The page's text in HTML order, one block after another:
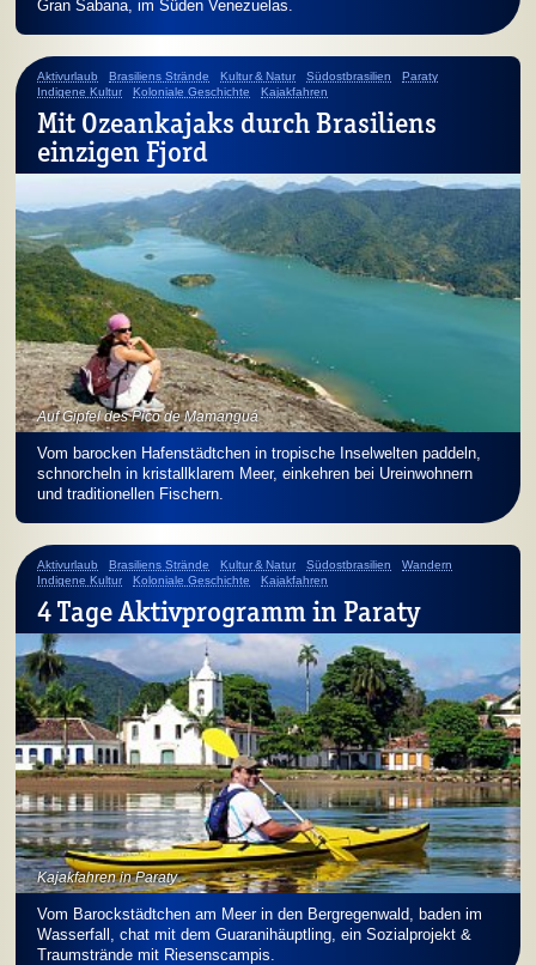
Gran Sabana, im Süden Venezuelas.
Aktivurlaub Brasiliens Strände Kultur & Natur Südostbrasilien
Paraty
Indigene Kultur
Koloniale Geschichte Kajakfahren
Mit Ozeankajaks durch Brasiliens
einzigen Fjord
Auf Gipfel des Pico de Mamanguá
Vom barocken Hafenstädtchen in tropische Inselwelten paddeln,
schnorcheln in kristallklarem Meer, einkehren bei Ureinwohnern
und traditionellen Fischern.
Aktivurlaub Brasiliens Strände Kultur & Natur Südostbrasilien
Wandern
Indigene Kultur
Koloniale Geschichte Kajakfahren
4 Tage Aktivprogramm in Paraty
Kajakfahren in Paraty
Vom Barockstädtchen am Meer in den Bergregenwald, baden im
Wasserfall, chat mit dem Guaranihäuptling, ein Sozialprojekt &
Traumstrände mit Riesenscampis.